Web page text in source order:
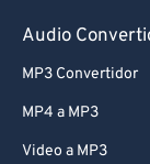
Audio
MP3 Convertidor
MP4 a MP3
Video a MP3